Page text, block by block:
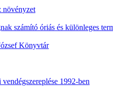
növényzet
számító óriás és különleges
Könyvtár
1992-ben